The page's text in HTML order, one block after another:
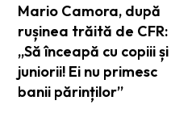
Mario Camora, după
rușinea trăită de CFR:
„Să înceapă cu copiii și
juniorii! Ei nu primesc
banii părinților”